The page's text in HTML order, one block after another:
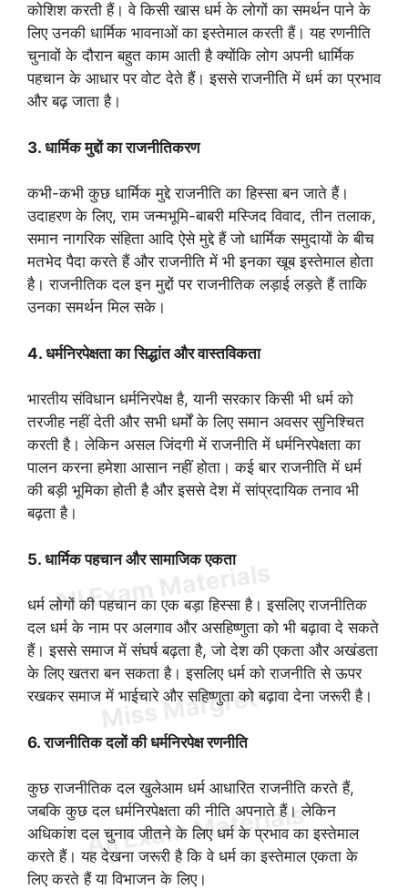
कोशिश करती हैं। वे किसी खास धर्म के लोगों का समर्थन पाने के
लिए उनकी धार्मिक भावनाओं का इस्तेमाल करती हैं। यह रणनीति
चुनावों के दौरान बहुत काम आती है क्योंकि लोग अपनी धार्मिक
पहचान के आधार पर वोट देते हैं। इससे राजनीति में धर्म का प्रभाव
और बढ़ जाता है।
3. धार्मिक मुद्दों का राजनीतिकरण
कभी-कभी कुछ धार्मिक मुद्दे राजनीति का हिस्सा बन जाते हैं।
उदाहरण के लिए, राम जन्मभूमि-बाबरी मस्जिद विवाद, तीन तलाक,
समान नागरिक संहिता आदि ऐसे मुद्दे हैं जो धार्मिक समुदायों के बीच
मतभेद पैदा करते हैं और राजनीति में भी इनका खूब इस्तेमाल होता
है। राजनीतिक दल इन मुद्दों पर राजनीतिक लड़ाई लड़ते हैं ताकि
उनका समर्थन मिल सके।
4. धर्मनिरपेक्षता का सिद्धांत और वास्तविकता
भारतीय संविधान धर्मनिरपेक्ष है, यानी सरकार किसी भी धर्म को
तरजीह नहीं देती और सभी धर्मों के लिए समान अवसर सुनिश्चित
करती है। लेकिन असल जिंदगी में राजनीति में धर्मनिरपेक्षता का
पालन करना हमेशा आसान नहीं होता। कई बार राजनीति में धर्म
की बड़ी भूमिका होती है और इससे देश में सांप्रदायिक तनाव भी
बढ़ता है।
5. धार्मिक पहचान और सामाजिक एकता
धर्म लोगों की पहचान का एक बड़ा हिस्सा है। इसलिए राजनीतिक
दल धर्म के नाम पर अलगाव और असहिष्णुता को भी बढ़ावा दे सकते
हैं। इससे समाज में संघर्ष बढ़ता है, जो देश की एकता और अखंडता
के लिए खतरा बन सकता है। इसलिए धर्म को राजनीति से ऊपर
रखकर समाज में भाईचारे और सहिष्णुता को बढ़ावा देना जरूरी है।
6. राजनीतिक दलों की धर्मनिरपेक्ष रणनीति
कुछ राजनीतिक दल खुलेआम धर्म आधारित राजनीति करते हैं,
जबकि कुछ दल धर्मनिरपेक्षता की नीति अपनाते हैं। लेकिन
अधिकांश दल चुनाव जीतने के लिए धर्म के प्रभाव का इस्तेमाल
करते हैं। यह देखना जरूरी है कि वे धर्म का इस्तेमाल एकता के
लिए करते हैं या विभाजन के लिए।